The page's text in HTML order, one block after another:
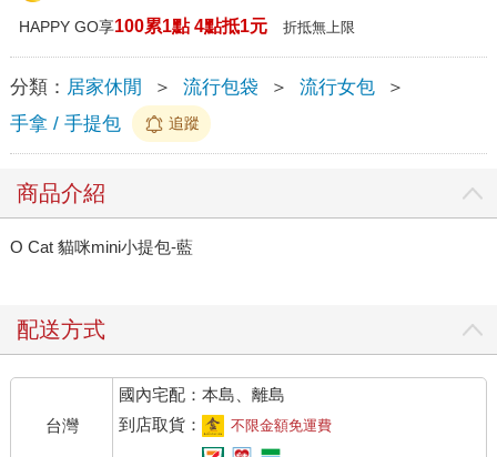
HAPPY GO享100累1點 4點抵1元 折抵無上限
分類： 居家休閒 ＞ 流行包袋 ＞ 流行女包
＞
手拿 / 手提包
追蹤
商品介紹
O Cat 貓咪mini小提包-藍
配送方式
台灣
國內宅配：本島、離島
到店取貨：
不限金額免運費